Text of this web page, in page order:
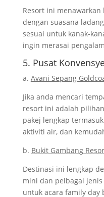
Resort ini
dengan suasana
sesuai untuk kanak-
ingin merasai
5. Pusat
a. Avani Sepang
Jika anda mencari
resort ini adalah
pakej lengkap
aktiviti air, dan
b. Bukit Gambang
Destinasi ini lengkap
mini dan pelbagai
untuk acara family day